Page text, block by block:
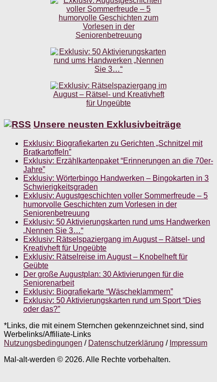
Unsere neusten Exklusivbeiträge
Exklusiv: Biografiekarten zu Gerichten „Schnitzel mit
Bratkartoffeln”
Exklusiv: Erzählkartenpaket “Erinnerungen an die 70er-
Jahre”
Exklusiv: Wörterbingo Handwerken – Bingokarten in 3
Schwierigkeitsgraden
Exklusiv: Augustgeschichten voller Sommerfreude – 5
humorvolle Geschichten zum Vorlesen in der
Seniorenbetreuung
Exklusiv: 50 Aktivierungskarten rund ums Handwerken
„Nennen Sie 3…“
Exklusiv: Rätselspaziergang im August – Rätsel- und
Kreativheft für Ungeübte
Exklusiv: Rätselreise im August – Knobelheft für
Geübte
Der große Augustplan: 30 Aktivierungen für die
Seniorenarbeit
Exklusiv: Biografiekarte “Wäscheklammern”
Exklusiv: 50 Aktivierungskarten rund um Sport “Dies
oder das?”
*Links, die mit einem Sternchen gekennzeichnet sind, sind
Werbelinks/Affiliate-Links
Nutzungsbedingungen / Datenschutzerklärung / Impressum
Mal-alt-werden © 2026. Alle Rechte vorbehalten.